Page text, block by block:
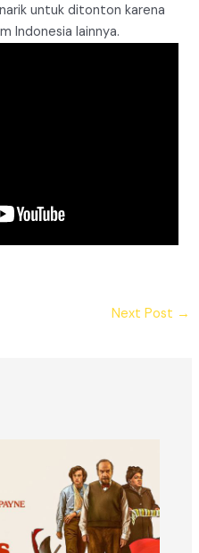
untuk ditonton karena
Indonesia lainnya.
Next Post →